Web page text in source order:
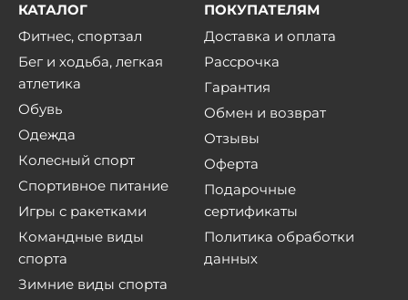
КАТАЛОГ
Фитнес, спортзал
Бег и ходьба, легкая
атлетика
Обувь
Одежда
Колесный спорт
Спортивное питание
Игры с ракетками
Командные виды
спорта
Зимние виды спорта
ПОКУПАТЕЛЯМ
Доставка и оплата
Рассрочка
Гарантия
Обмен и возврат
Отзывы
Оферта
Подарочные
сертификаты
Политика обработки
данных